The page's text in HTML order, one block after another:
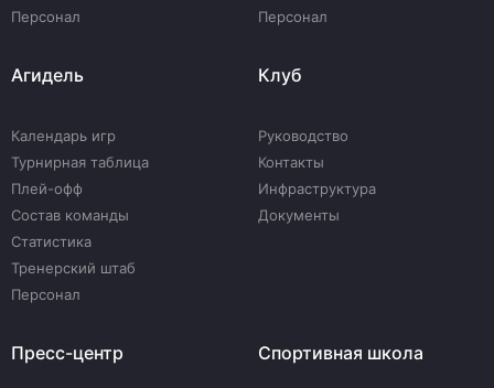
Персонал
Персонал
Агидель
Календарь игр
Турнирная таблица
Плей-офф
Состав команды
Статистика
Тренерский штаб
Персонал
Клуб
Руководство
Контакты
Инфраструктура
Документы
Пресс-центр Спортивная школа